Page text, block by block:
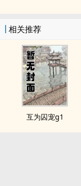
相关推荐
互为囚宠g1